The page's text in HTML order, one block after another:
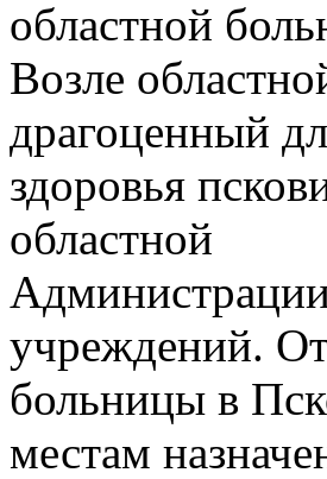
областной
Возле
драгоценный
здоровья
областной
учреждений.
больницы в
местам